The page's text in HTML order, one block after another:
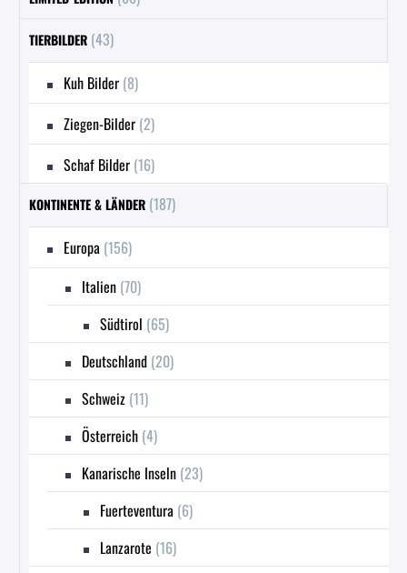
TIERBILDER (43)
Kuh Bilder (8)
Ziegen-Bilder (2)
Schaf Bilder (16)
KONTINENTE & LÄNDER (187)
Europa (156)
Italien (70)
Südtirol (65)
Deutschland (20)
Schweiz (11)
Österreich (4)
Kanarische Inseln (23)
Fuerteventura (6)
Lanzarote (16)